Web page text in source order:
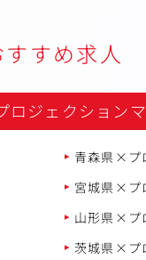
すすめ求人
ロジェクション
青森県×プ
宮城県×プ
山形県×プ
茨城県×プ